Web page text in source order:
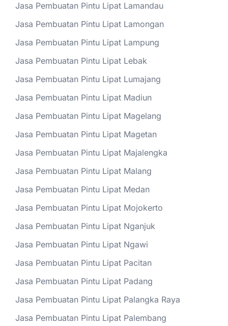
Jasa Pembuatan Pintu Lipat Lamandau
Jasa Pembuatan Pintu Lipat Lamongan
Jasa Pembuatan Pintu Lipat Lampung
Jasa Pembuatan Pintu Lipat Lebak
Jasa Pembuatan Pintu Lipat Lumajang
Jasa Pembuatan Pintu Lipat Madiun
Jasa Pembuatan Pintu Lipat Magelang
Jasa Pembuatan Pintu Lipat Magetan
Jasa Pembuatan Pintu Lipat Majalengka
Jasa Pembuatan Pintu Lipat Malang
Jasa Pembuatan Pintu Lipat Medan
Jasa Pembuatan Pintu Lipat Mojokerto
Jasa Pembuatan Pintu Lipat Nganjuk
Jasa Pembuatan Pintu Lipat Ngawi
Jasa Pembuatan Pintu Lipat Pacitan
Jasa Pembuatan Pintu Lipat Padang
Jasa Pembuatan Pintu Lipat Palangka Raya
Jasa Pembuatan Pintu Lipat Palembang